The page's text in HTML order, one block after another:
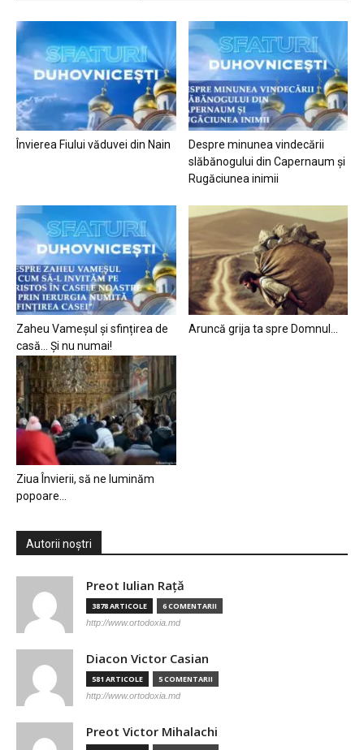
Învierea Fiului văduvei din Nain
Despre minunea vindecării
slăbănogului din Capernaum și
Rugăciunea inimii
Zaheu Vameșul și sfințirea de
casă… Și nu numai!
Aruncă grija ta spre Domnul…
Ziua Învierii, să ne luminăm
popoare…
Autorii noștri
Preot Iulian Raţă
3878 ARTICOLE 6 COMENTARII
http://www.ortodoxia.md
Diacon Victor Casian
581 ARTICOLE 5 COMENTARII
http://www.ortodoxia.md
Preot Victor Mihalachi